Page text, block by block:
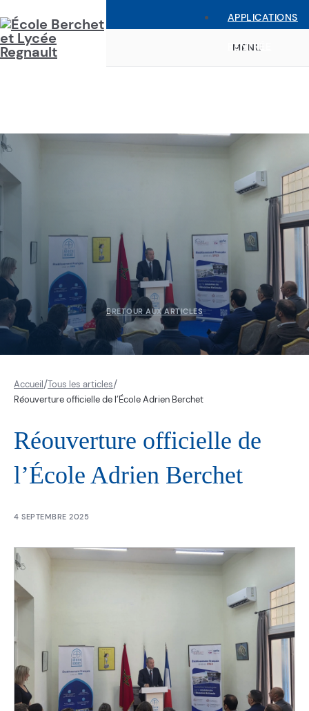
APPLICATIONS
RENTRÉE
MENU
RETOUR AUX ARTICLES
Accueil/Tous les articles/
Réouverture officielle de l’École Adrien Berchet
Réouverture officielle de
l’École Adrien Berchet
4 SEPTEMBRE 2025